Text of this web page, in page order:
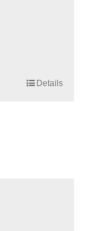
Details